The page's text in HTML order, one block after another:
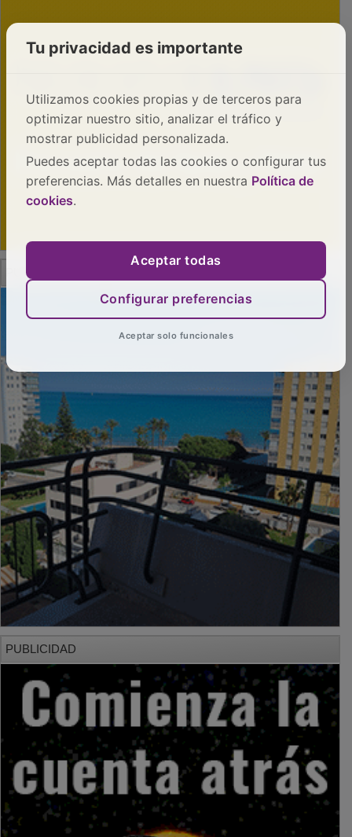
PUBLICIDAD
PUBLICIDAD
Tu privacidad es importante
Utilizamos cookies propias y de terceros para
optimizar nuestro sitio, analizar el tráfico y
mostrar publicidad personalizada.
Puedes aceptar todas las cookies o configurar tus
preferencias. Más detalles en nuestra Política de
cookies.
Aceptar todas
Configurar preferencias
Aceptar solo funcionales